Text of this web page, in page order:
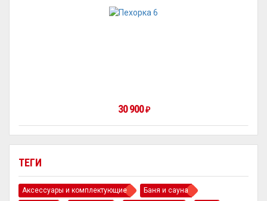
ТЕГИ
Аксессуары и комплектующие
Баня и сауна
30 900₽